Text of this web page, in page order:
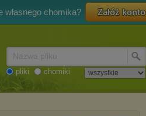
własnego chomika? Załóż konto
pliki chomiki